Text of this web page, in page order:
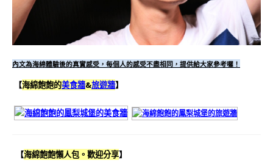
內文為海綿體驗後的真實感受，每個人的感受不盡相同，提供給大家參考囉！
【海綿飽飽的美食牆&旅遊牆】
【海綿飽飽懶人包。歡迎分享】